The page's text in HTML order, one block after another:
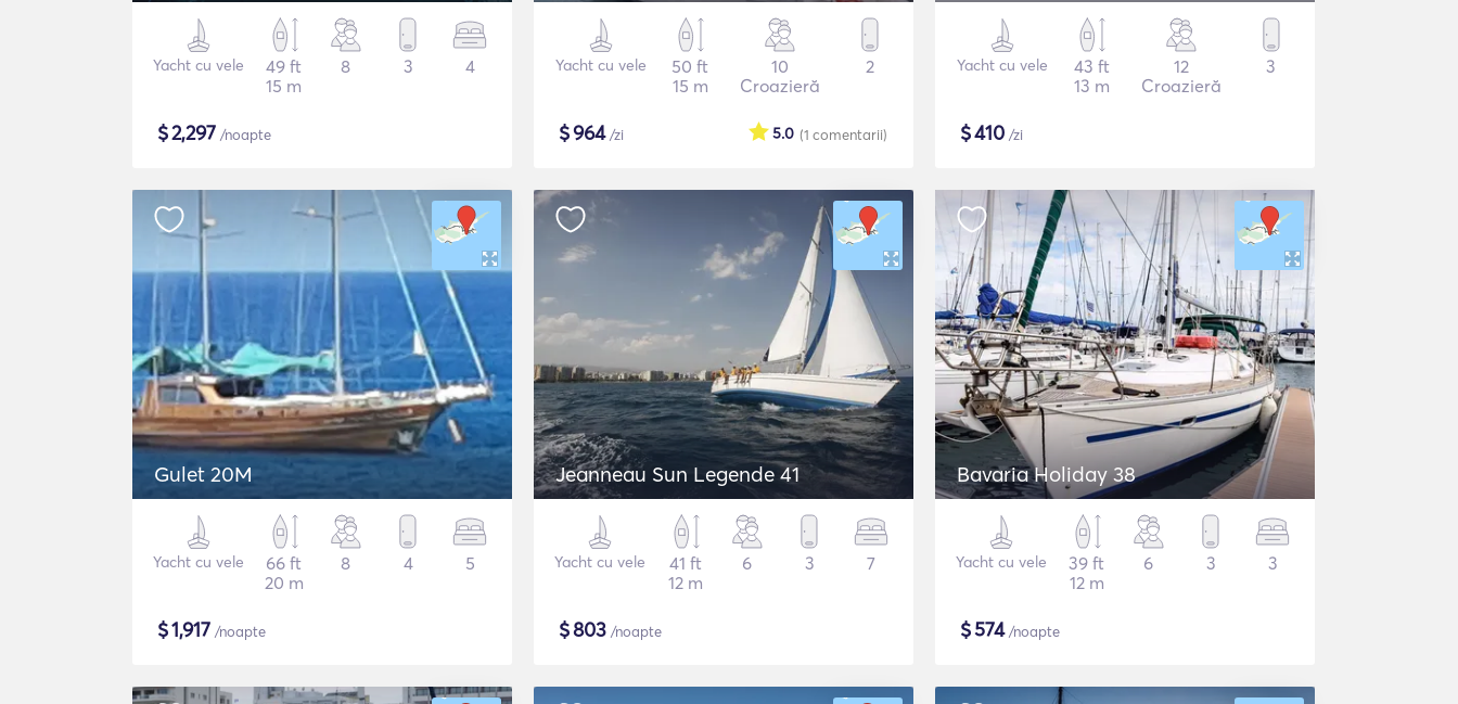
Yacht cu vele
49 ft
15 m
8 3 4
$2,297 /noapte
Yacht cu vele
50 ft
15 m
10
Croazieră
2
$964/zi (1 comentarii)
5.0
Yacht cu vele
43 ft
13 m
12
Croazieră
3
$410 /zi
Gulet 20M
Yacht cu vele
66 ft
20 m
8 4 5
$1,917 /noapte
Jeanneau Sun Legende 41
Yacht cu vele
41 ft
12 m
6 3 7
$803 /noapte
Bavaria Holiday 38
Yacht cu vele
39 ft
12 m
6 3 3
$574/noapte